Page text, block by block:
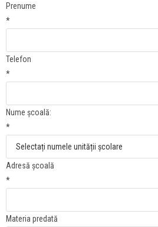
Prenume
*
Telefon
*
Nume școală:
*
Adresă școală
*
Materia predată